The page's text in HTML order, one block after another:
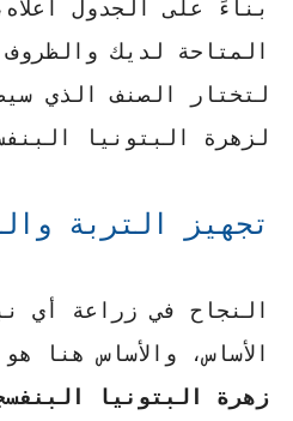
بناءً على الجدول
المتاحة لديك
لتختار الصنف الذي
لزهرة البتونيا
تجهيز التربة
النجاح في زراعة أي
الأساس، والأساس هنا
زهرة البتونيا